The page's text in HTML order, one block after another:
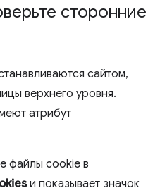
сторонние
сайтом,
верхнего уровня.
атрибут
файлы cookie в
и показывает значок